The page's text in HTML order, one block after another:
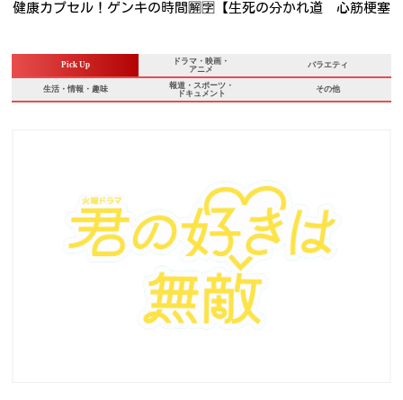
健康カプセル！ゲンキの時間🈖🈑【生死の分かれ道 心筋梗塞
Pick Up
ドラマ・映画・
アニメ
バラエティ
生活・情報・趣味
報道・スポーツ・
ドキュメント
その他